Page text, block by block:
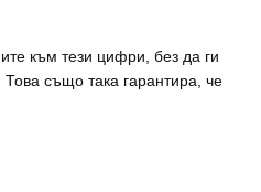
към тези цифри, без да ги
също така гарантира, че